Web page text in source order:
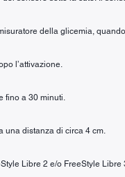
della glicemia,
l’attivazione.
fino a 30 minuti.
una distanza di circa 4 cm.
Libre 2 e/o FreeStyle